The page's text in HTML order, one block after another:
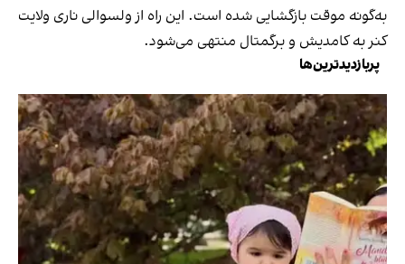
به‌گونه موقت بازگشایی شده است. این راه از ولسوالی ناری ولایت
کنر به کامدیش و برگمتال منتهی می‌شود.
پربازدیدترین‌ها